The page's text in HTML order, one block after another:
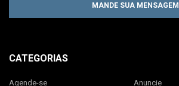
MANDE SUA MENSAGEM
CATEGORIAS
Agende-se
Anuncie